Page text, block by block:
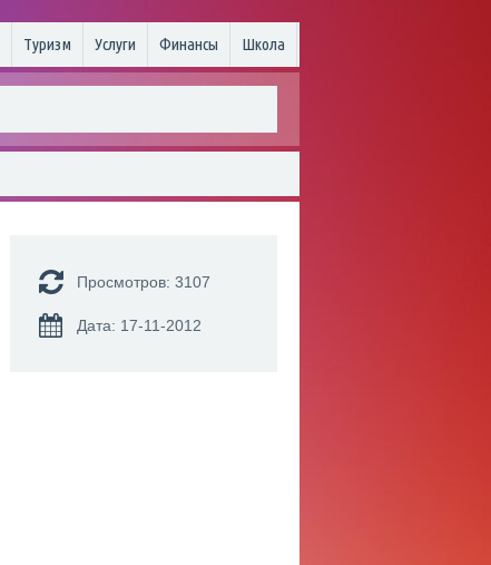
Туризм Услуги Финансы Школа
Просмотров: 3107
Дата: 17-11-2012